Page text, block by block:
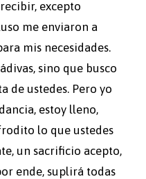
excepto
me enviaron a
mis necesidades.
sino que busco
de ustedes. Pero yo
estoy lleno,
lo que ustedes
un sacrificio acepto,
ende, suplirá todas